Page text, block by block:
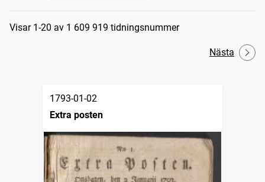
Sökresultat
Visar 1-20 av 1 609 919 tidningsnummer
Nästa
1793-01-02
Extra posten